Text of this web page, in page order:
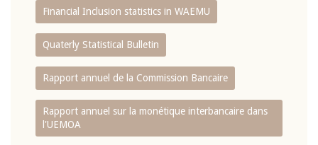
Financial Inclusion statistics in WAEMU
Quaterly Statistical Bulletin
Rapport annuel de la Commission Bancaire
Rapport annuel sur la monétique interbancaire dans
l'UEMOA